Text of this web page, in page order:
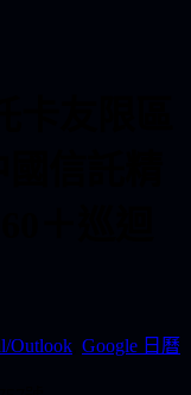
Outlook Google 日曆